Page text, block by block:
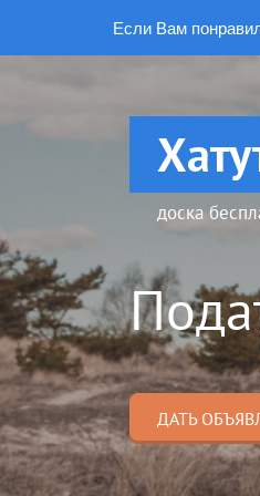
Если Вам
доска
ДАТЬ